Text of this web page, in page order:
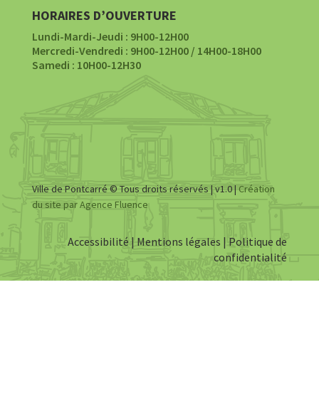
HORAIRES D’OUVERTURE
Lundi-Mardi-Jeudi : 9H00-12H00
Mercredi-Vendredi : 9H00-12H00 / 14H00-18H00
Samedi : 10H00-12H30
Ville de Pontcarré © Tous droits réservés | v1.0 | Création
du site par Agence Fluence
Accessibilité | Mentions légales | Politique de
confidentialité